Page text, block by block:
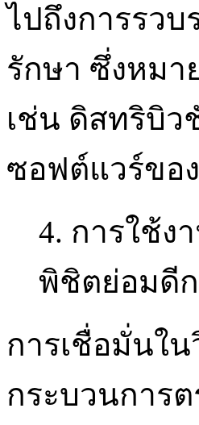
ไปถึงการรว
รักษา ซึ่งหมา
เช่น ดิสทริบิว
ซอฟต์แวร์ขอ
4. การใช้ง
พิชิตย่อมดี
การเชื่อมั่นใ
กระบวนการ